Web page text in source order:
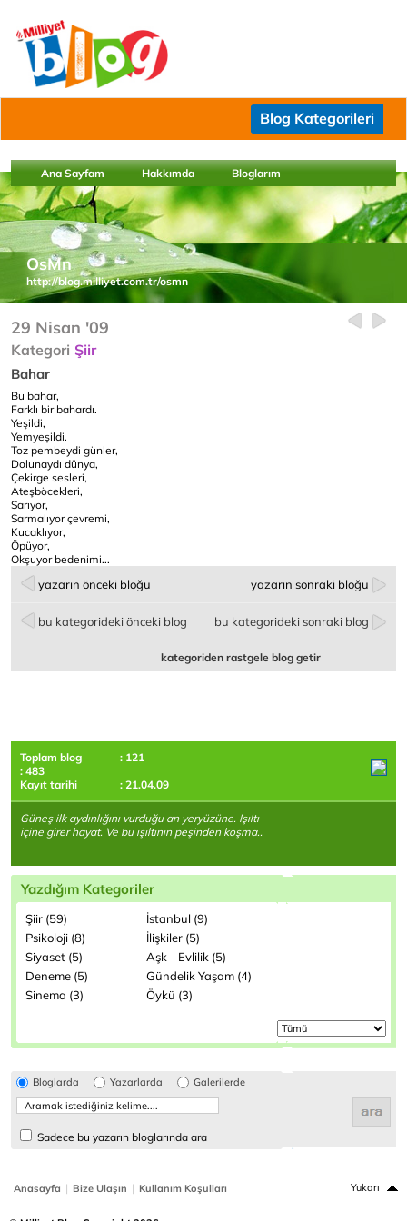
Blog Kategorileri
Ana Sayfam Hakkımda Bloglarım
OsMn
http://blog.milliyet.com.tr/osmn
29 Nisan '09
Kategori Şiir
Bahar
Bu bahar,
Farklı bir bahardı.
Yeşildi,
Yemyeşildi.
Toz pembeydi günler,
Dolunaydı dünya,
Çekirge sesleri,
Ateşböcekleri,
Sarıyor,
Sarmalıyor çevremi,
Kucaklıyor,
Öpüyor,
Okşuyor bedenimi...
yazarın önceki bloğu yazarın sonraki bloğu
bu kategorideki önceki blog bu kategorideki sonraki blog
kategoriden rastgele blog getir
Toplam blog
: 121
: 483
Kayıt tarihi
: 21.04.09
Güneş ilk aydınlığını vurduğu an yeryüzüne. Işıltı
içine girer hayat. Ve bu ışıltının peşinden koşma..
Yazdığım Kategoriler
Şiir (59)
İstanbul (9)
Psikoloji (8)
İlişkiler (5)
Siyaset (5)
Aşk - Evlilik (5)
Deneme (5)
Gündelik Yaşam (4)
Sinema (3)
Öykü (3)
Bloglarda Yazarlarda Galerilerde
Sadece bu yazarın bloglarında ara
Anasayfa | Bize Ulaşın | Kullanım Koşulları Yukarı